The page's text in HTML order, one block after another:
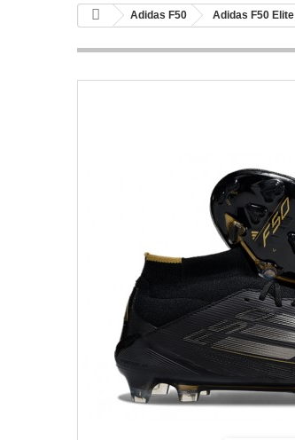
Adidas F50 Adidas F50 Elite